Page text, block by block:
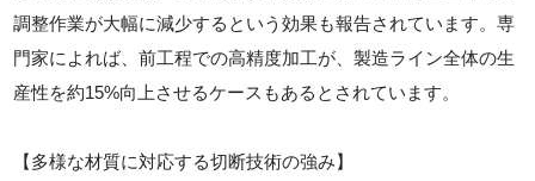
調整作業が大幅に減少するという効果も報告されています。専
門家によれば、前工程での高精度加工が、製造ライン全体の生
産性を約15%向上させるケースもあるとされています。
【多様な材質に対応する切断技術の強み】